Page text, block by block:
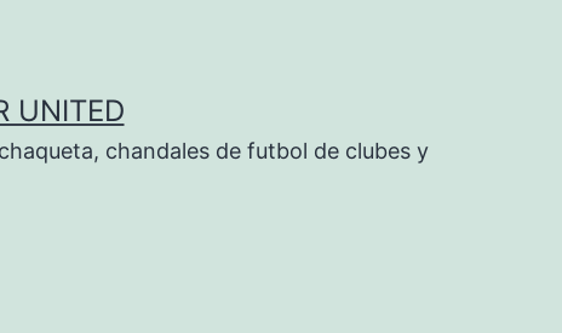
UNITED
chandales de futbol de clubes y